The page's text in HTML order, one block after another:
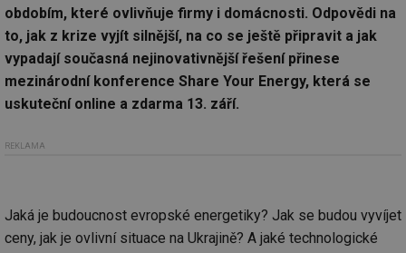
obdobím, které ovlivňuje firmy i domácnosti. Odpovědi na
to, jak z krize vyjít silnější, na co se ještě připravit a jak
vypadají současná nejinovativnější řešení přinese
mezinárodní konference Share Your Energy, která se
uskuteční online a zdarma 13. září.
REKLAMA
Jaká je budoucnost evropské energetiky? Jak se budou vyvíjet
ceny, jak je ovlivní situace na Ukrajině? A jaké technologické